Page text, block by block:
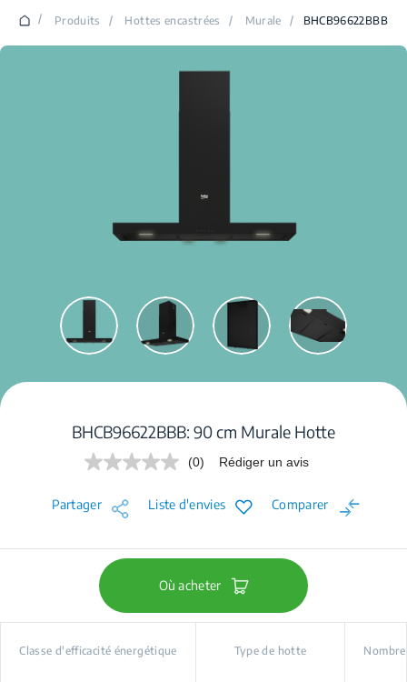
/ Produits / Hottes encastrées / Murale / BHCB96622BBB
BHCB96622BBB: 90 cm Murale Hotte
Aucune
de
notation.
la
page.
(0) Rédiger un avis
Partager Liste d'envies Comparer
Où acheter
Classe d'efficacité énergétique Type de hotte